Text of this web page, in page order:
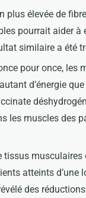
plus élevée de
pourrait aider à
similaire a été
pour once, les
d’énergie
les muscles des
tissus
atteints d’une
des